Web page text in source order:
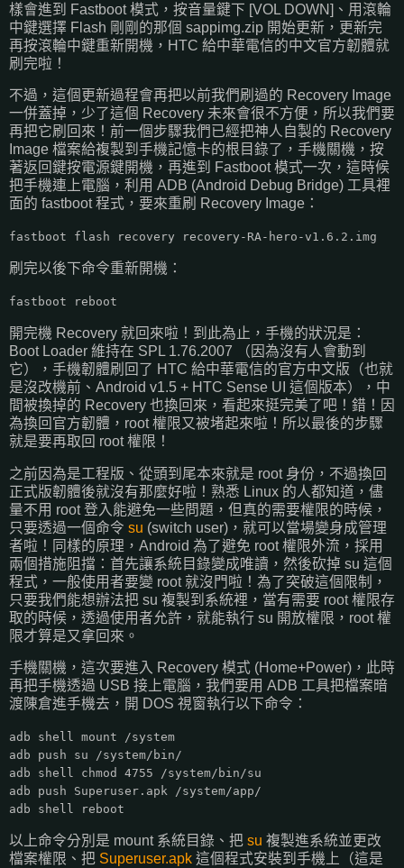
樣會進到 Fastboot 模式，按音量鍵下 [VOL DOWN]、用滾輪
中鍵選擇 Flash 剛剛的那個 sappimg.zip 開始更新，更新完
再按滾輪中鍵重新開機，HTC 給中華電信的中文官方韌體就
刷完啦！
不過，這個更新過程會再把以前我們刷過的 Recovery Image
一併蓋掉，少了這個 Recovery 未來會很不方便，所以我們要
再把它刷回來！前一個步驟我們已經把神人自製的 Recovery
Image 檔案給複製到手機記憶卡的根目錄了，手機關機，按
著返回鍵按電源鍵開機，再進到 Fastboot 模式一次，這時候
把手機連上電腦，利用 ADB (Android Debug Bridge) 工具裡
面的 fastboot 程式，要來重刷 Recovery Image：
fastboot flash recovery recovery-RA-hero-v1.6.2.img
刷完以後下命令重新開機：
fastboot reboot
開完機 Recovery 就回來啦！到此為止，手機的狀況是：
Boot Loader 維持在 SPL 1.76.2007 （因為沒有人會動到
它），手機韌體刷回了 HTC 給中華電信的官方中文版（也就
是沒改機前、Android v1.5 + HTC Sense UI 這個版本），中
間被換掉的 Recovery 也換回來，看起來挺完美了吧！錯！因
為換回官方韌體，root 權限又被堵起來啦！所以最後的步驟
就是要再取回 root 權限！
之前因為是工程版、從頭到尾本來就是 root 身份，不過換回
正式版韌體後就沒有那麼好啦！熟悉 Linux 的人都知道，儘
量不用 root 登入能避免一些問題，但真的需要權限的時候，
只要透過一個命令 su (switch user)，就可以當場變身成管理
者啦！同樣的原理，Android 為了避免 root 權限外流，採用
兩個措施阻擋：首先讓系統目錄變成唯讀，然後砍掉 su 這個
程式，一般使用者要變 root 就沒門啦！為了突破這個限制，
只要我們能想辦法把 su 複製到系統裡，當有需要 root 權限存
取的時候，透過使用者允許，就能執行 su 開放權限，root 權
限才算是又拿回來。
手機關機，這次要進入 Recovery 模式 (Home+Power)，此時
再把手機透過 USB 接上電腦，我們要用 ADB 工具把檔案暗
渡陳倉進手機去，開 DOS 視窗執行以下命令：
adb shell mount /system
adb push su /system/bin/
adb shell chmod 4755 /system/bin/su
adb push Superuser.apk /system/app/
adb shell reboot
以上命令分別是 mount 系統目錄、把 su 複製進系統並更改
檔案權限、把 Superuser.apk 這個程式安裝到手機上（這是